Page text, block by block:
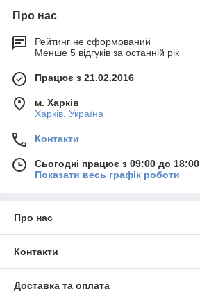
Про нас
Рейтинг не сформований
Менше 5 відгуків за останній рік
Працює з 21.02.2016
м. Харків
Харків, Україна
Контакти
Сьогодні працює з 09:00 до 18:00
Показати весь графік роботи
Про нас
Контакти
Доставка та оплата